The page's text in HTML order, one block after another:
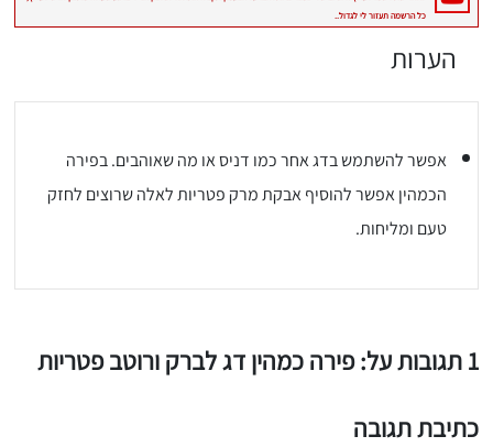
אותי באינסטגרם
הערות
אפשר להשתמש בדג אחר כמו דניס או מה שאוהבים. בפירה
הכמהין אפשר להוסיף אבקת מרק פטריות לאלה שרוצים לחזק
טעם ומליחות.
1 תגובות על: פירה כמהין דג לברק ורוטב פטריות
כתיבת תגובה